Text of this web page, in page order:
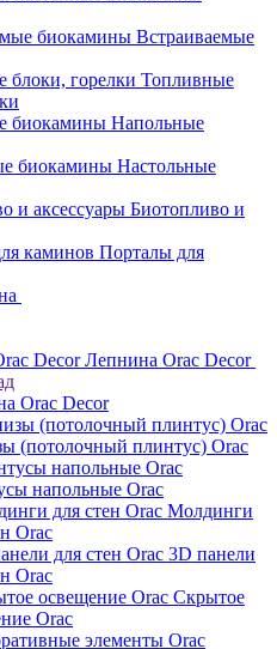
Встраиваемые
Топливные
Напольные
Настольные
Биотопливо и
Порталы для
Лепнина Orac Decor
Orac Decor
(потолочный плинтус) Orac
напольные Orac
Молдинги
Orac
3D панели
Orac
Скрытое
Orac